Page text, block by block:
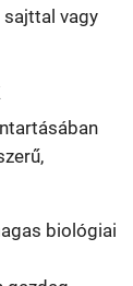
sajttal vagy
biológiai